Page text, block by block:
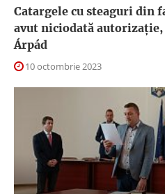
Catargele cu steaguri din
avut niciodată
Árpád
10 octombrie 2023